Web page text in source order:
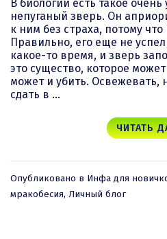
В биологии есть такое
непуганый зверь. Он
к ним без страха, потому
Правильно, его еще не
какое-то время, и зверь
это существо, которое
может и убить. Освежевать,
сдать в …
ЧИТАТЬ
Опубликовано в Инфа для
мракобесия, Личный блог